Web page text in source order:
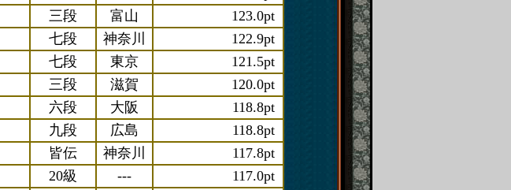
三段 富山
123.0pt
七段 神奈川
122.9pt
七段 東京
121.5pt
三段 滋賀
120.0pt
六段 大阪
118.8pt
九段 広島
118.8pt
皆伝 神奈川
117.8pt
20級 ---
117.0pt